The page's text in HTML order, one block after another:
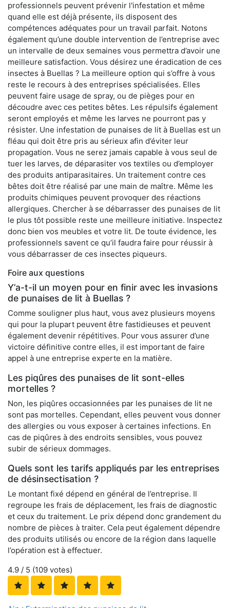
professionnels peuvent prévenir l'infestation et même
quand elle est déjà présente, ils disposent des
compétences adéquates pour un travail parfait. Notons
également qu’une double intervention de l’entreprise avec
un intervalle de deux semaines vous permettra d’avoir une
meilleure satisfaction. Vous désirez une éradication de ces
insectes à Buellas ? La meilleure option qui s’offre à vous
reste le recours à des entreprises spécialisées. Elles
peuvent faire usage de spray, ou de pièges pour en
découdre avec ces petites bêtes. Les répulsifs également
seront employés et même les larves ne pourront pas y
résister. Une infestation de punaises de lit à Buellas est un
fléau qui doit être pris au sérieux afin d’éviter leur
propagation. Vous ne serez jamais capable à vous seul de
tuer les larves, de déparasiter vos textiles ou d’employer
des produits antiparasitaires. Un traitement contre ces
bêtes doit être réalisé par une main de maître. Même les
produits chimiques peuvent provoquer des réactions
allergiques. Chercher à se débarrasser des punaises de lit
le plus tôt possible reste une meilleure initiative. Inspectez
donc bien vos meubles et votre lit. De toute évidence, les
professionnels savent ce qu’il faudra faire pour réussir à
vous débarrasser de ces insectes piqueurs.
Foire aux questions
Y’a-t-il un moyen pour en finir avec les invasions
de punaises de lit à Buellas ?
Comme souligner plus haut, vous avez plusieurs moyens
qui pour la plupart peuvent être fastidieuses et peuvent
également devenir répétitives. Pour vous assurer d’une
victoire définitive contre elles, il est important de faire
appel à une entreprise experte en la matière.
Les piqûres des punaises de lit sont-elles
mortelles ?
Non, les piqûres occasionnées par les punaises de lit ne
sont pas mortelles. Cependant, elles peuvent vous donner
des allergies ou vous exposer à certaines infections. En
cas de piqûres à des endroits sensibles, vous pouvez
subir de sérieux dommages.
Quels sont les tarifs appliqués par les entreprises
de désinsectisation ?
Le montant fixé dépend en général de l’entreprise. Il
regroupe les frais de déplacement, les frais de diagnostic
et ceux du traitement. Le prix dépend donc grandement du
nombre de pièces à traiter. Cela peut également dépendre
des produits utilisés ou encore de la région dans laquelle
l’opération est à effectuer.
4.9 / 5 (109 votes)